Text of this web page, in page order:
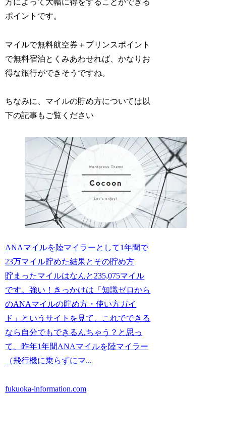
ポイントです。
マイルで無料航空券＋プリンスポイント
で無料宿泊とくみあわせれば、かなりお
得な旅行ができそうですね。
ちなみに、マイルの貯め方については以
下の記事もご覧ください
ANAマイルを陸マイラーとして1年間で
23万マイル貯めた結果とその貯め方
貯まったマイルはなんと235,075マイル
です。強い！きっかけは「知識ゼロから
のANAマイルの貯め方・使い方ガイ
ド」というサイトを見て、これでできる
なら自分でもできるんちゃう？と思っ
て、昨年1年間ANAマイルを陸マイラー
（飛行機に乗らずにマ...
fukuoka-information.com